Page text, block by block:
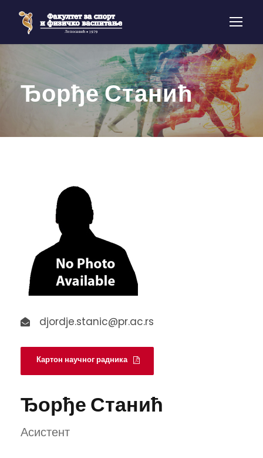
Ђорђе Станић
djordje.stanic@pr.ac.rs
Картон научног радника
Ђорђе Станић
Асистент